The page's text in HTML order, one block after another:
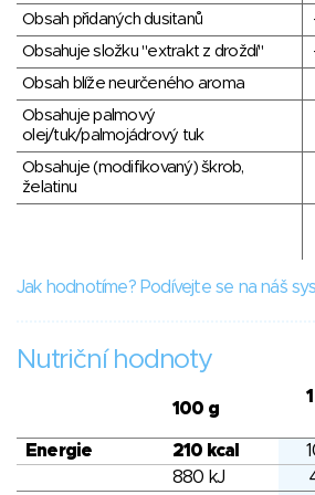
Obsah přidaných dusitanů
Obsahuje složku "extrakt z droždí"
Obsah blíže neurčeného aroma
Obsahuje palmový
olej/tuk/palmojádrový tuk
Obsahuje (modifikovaný) škrob,
želatinu
Jak hodnotíme? Podívejte se na náš
Nutriční hodnoty
100 g
Energie 210 kcal
880 kJ